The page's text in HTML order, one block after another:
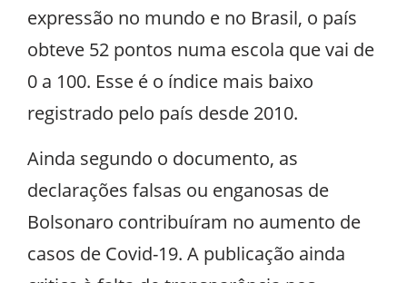
expressão no mundo e no Brasil, o país
obteve 52 pontos numa escola que vai de
0 a 100. Esse é o índice mais baixo
registrado pelo país desde 2010.
Ainda segundo o documento, as
declarações falsas ou enganosas de
Bolsonaro contribuíram no aumento de
casos de Covid-19. A publicação ainda